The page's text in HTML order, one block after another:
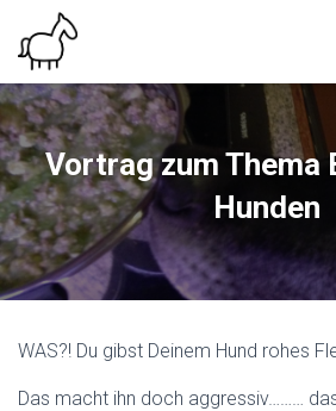
Vortrag zum Thema
Hunden
WAS?! Du gibst Deinem Hund rohes
Das macht ihn doch aggressiv………